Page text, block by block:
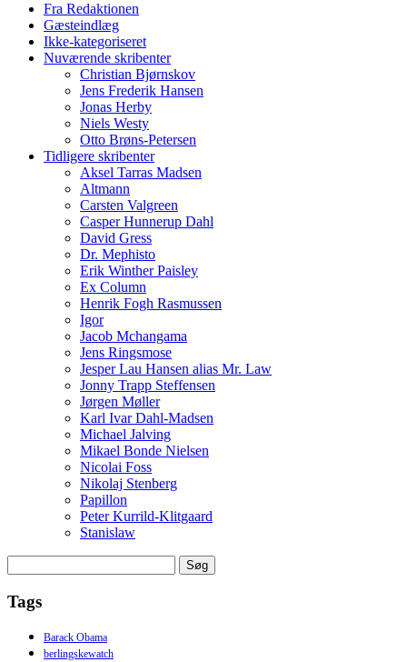
Fra Redaktionen
Gæsteindlæg
Ikke-kategoriseret
Nuværende skribenter
Christian Bjørnskov
Jens Frederik Hansen
Jonas Herby
Niels Westy
Otto Brøns-Petersen
Tidligere skribenter
Aksel Tarras Madsen
Altmann
Carsten Valgreen
Casper Hunnerup Dahl
David Gress
Dr. Mephisto
Erik Winther Paisley
Ex Column
Henrik Fogh Rasmussen
Igor
Jacob Mchangama
Jens Ringsmose
Jesper Lau Hansen alias Mr. Law
Jonny Trapp Steffensen
Jørgen Møller
Karl Ivar Dahl-Madsen
Michael Jalving
Mikael Bonde Nielsen
Nicolai Foss
Nikolaj Stenberg
Papillon
Peter Kurrild-Klitgaard
Stanislaw
efter:
Tags
Barack Obama
berlingskewatch